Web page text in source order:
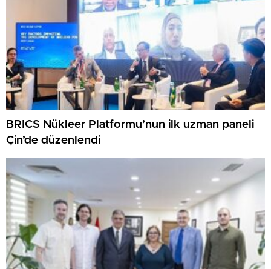
BRICS Nükleer Platformu’nun ilk uzman paneli
Çin’de düzenlendi